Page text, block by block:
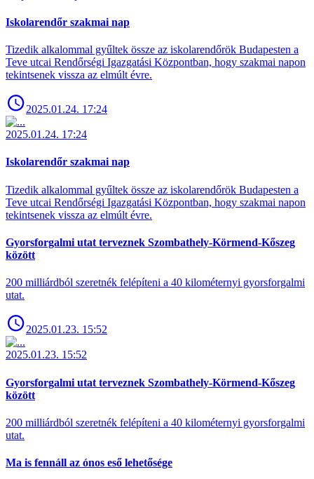
Iskolarendőr szakmai nap
Tizedik alkalommal gyűltek össze az iskolarendőrök Budapesten a
Teve utcai Rendőrségi Igazgatási Központban, hogy szakmai napon
tekintsenek vissza az elmúlt évre.
2025.01.24. 17:24
2025.01.24. 17:24
Iskolarendőr szakmai nap
Tizedik alkalommal gyűltek össze az iskolarendőrök Budapesten a
Teve utcai Rendőrségi Igazgatási Központban, hogy szakmai napon
tekintsenek vissza az elmúlt évre.
Gyorsforgalmi utat terveznek Szombathely-Körmend-Kőszeg
között
200 milliárdból szeretnék felépíteni a 40 kilométernyi gyorsforgalmi
utat.
2025.01.23. 15:52
2025.01.23. 15:52
Gyorsforgalmi utat terveznek Szombathely-Körmend-Kőszeg
között
200 milliárdból szeretnék felépíteni a 40 kilométernyi gyorsforgalmi
utat.
Ma is fennáll az ónos eső lehetősége